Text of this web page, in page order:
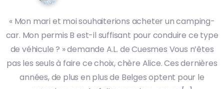
« Mon mari et moi souhaiterions acheter un camping-
car. Mon permis B est-il suffisant pour conduire ce type
de véhicule ? » demande A.L. de Cuesmes Vous n’êtes
pas les seuls à faire ce choix, chère Alice. Ces dernières
années, de plus en plus de Belges optent pour le